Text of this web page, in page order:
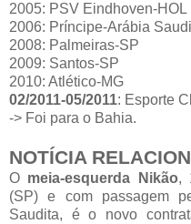
2005: PSV Eindhoven-HOL
2006: Príncipe-Arábia
2008: Palmeiras-SP
2009: Santos-SP
2010: Atlético-MG
02/2011-05/2011: Esporte
-> Foi para o Bahia.
NOTÍCIA
O meia-esquerda Nikão,
(SP) e com passagem
Saudita, é o novo